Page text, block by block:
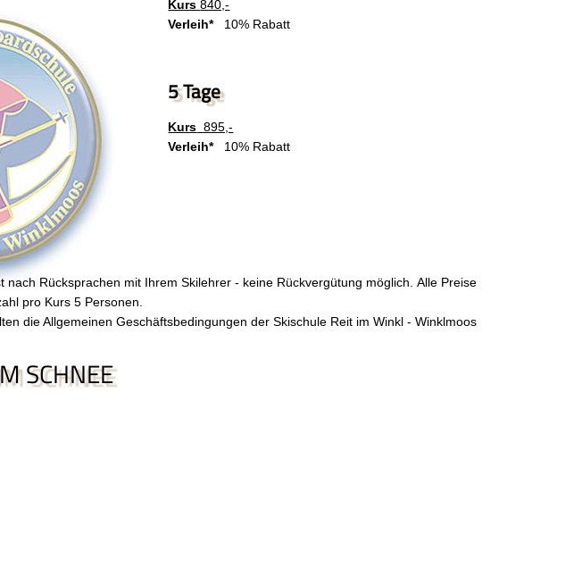
Kurs840,-
Verleih*
10% Rabatt
5 Tage
Kurs 895,-
Verleih*
10% Rabatt
Rücksprachen mit Ihrem Skilehrer - keine Rückvergütung möglich. Alle Preise
pro Kurs 5 Personen.
die Allgemeinen Geschäftsbedingungen der Skischule Reit im Winkl - Winklmoos
SCHNEE